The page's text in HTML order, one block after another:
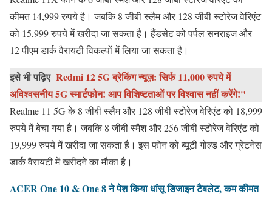
कीमत 14,999 रुपये है। जबकि 8 जीबी स्लैम और 128 जीबी स्टोरेज वेरिएंट
को 15,999 रुपये में खरीदा जा सकता है। हैंडसेट को पर्पल सनराइज और
12 पीएम डार्क वैरायटी विकल्पों में लिया जा सकता है।
इसे भी पढ़िए Redmi 12 5G ब्रेकिंग न्यूज़: सिर्फ 11,000 रुपये में
अविश्वसनीय 5G स्मार्टफोन! आप विशिष्टताओं पर विश्वास नहीं करेंगे!"
Realme 11 5G के 8 जीबी स्लैम और 128 जीबी स्टोरेज वेरिएंट को 18,999
रुपये में बेचा गया है। जबकि 8 जीबी स्मैश और 256 जीबी स्टोरेज वेरिएंट को
19,999 रुपये में खरीदा जा सकता है। इस फोन को ब्यूटी गोल्ड और ग्रेटनेस
डार्क वैरायटी में खरीदने का मौका है।
ACER One 10 & One 8 ने पेश किया धांसू डिजाइन टैबलेट, कम कीमत